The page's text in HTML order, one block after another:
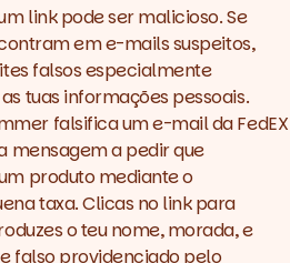
link pode ser malicioso. Se
em e-mails suspeitos,
falsos especialmente
tuas informações pessoais.
falsifica um e-mail da FedEX
mensagem a pedir que
produto mediante o
taxa. Clicas no link para
o teu nome, morada, e
falso providenciado pelo